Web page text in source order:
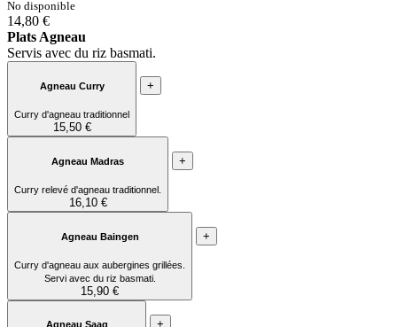
No disponible
14,80 €
Plats Agneau
Servis avec du riz basmati.
Agneau Curry
Curry d'agneau traditionnel
15,50 €
+
Agneau Madras
Curry relevé d'agneau traditionnel.
16,10 €
+
Agneau Baingen
Curry d'agneau aux aubergines grillées.
Servi avec du riz basmati.
15,90 €
+
Agneau Saag +